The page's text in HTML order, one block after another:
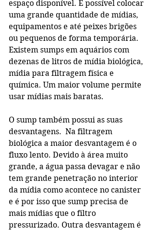
espaço disponível. É possível colocar
uma grande quantidade de mídias,
equipamentos e até peixes brigões
ou pequenos de forma temporária.
Existem sumps em aquários com
dezenas de litros de mídia biológica,
mídia para filtragem física e
química. Um maior volume permite
usar mídias mais baratas.
O sump também possui as suas
desvantagens.  Na filtragem
biológica a maior desvantagem é o
fluxo lento. Devido à área muito
grande, a água passa devagar e não
tem grande penetração no interior
da mídia como acontece no canister
e é por isso que sump precisa de
mais mídias que o filtro
pressurizado. Outra desvantagem é